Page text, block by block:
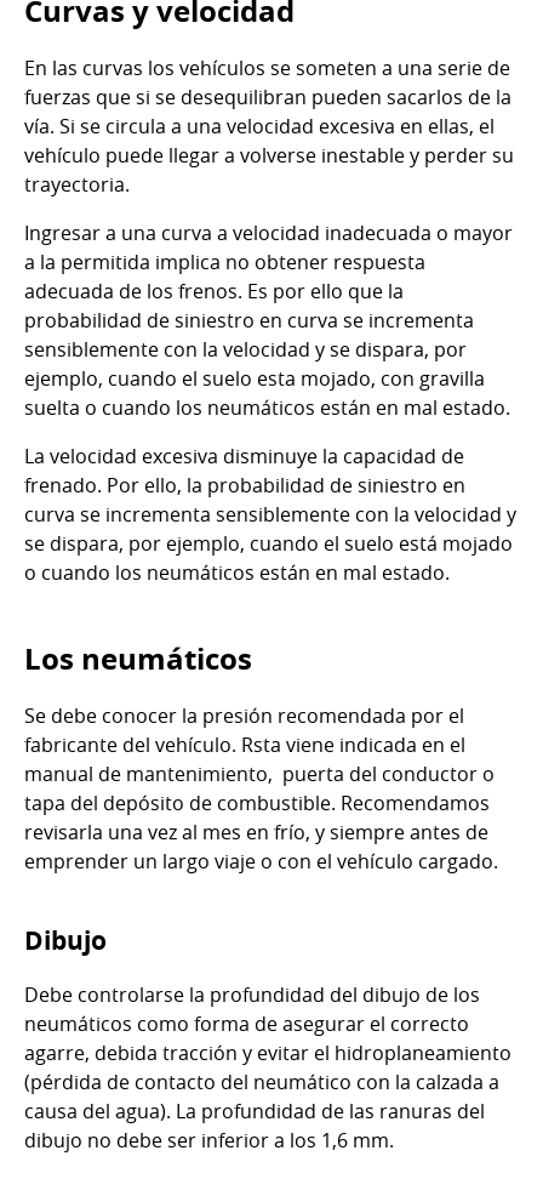
Curvas y velocidad
En las curvas los vehículos se someten a una serie de
fuerzas que si se desequilibran pueden sacarlos de la
vía. Si se circula a una velocidad excesiva en ellas, el
vehículo puede llegar a volverse inestable y perder su
trayectoria.
Ingresar a una curva a velocidad inadecuada o mayor
a la permitida implica no obtener respuesta
adecuada de los frenos. Es por ello que la
probabilidad de siniestro en curva se incrementa
sensiblemente con la velocidad y se dispara, por
ejemplo, cuando el suelo esta mojado, con gravilla
suelta o cuando los neumáticos están en mal estado.
La velocidad excesiva disminuye la capacidad de
frenado. Por ello, la probabilidad de siniestro en
curva se incrementa sensiblemente con la velocidad y
se dispara, por ejemplo, cuando el suelo está mojado
o cuando los neumáticos están en mal estado.
Los neumáticos
Se debe conocer la presión recomendada por el
fabricante del vehículo. Rsta viene indicada en el
manual de mantenimiento, puerta del conductor o
tapa del depósito de combustible. Recomendamos
revisarla una vez al mes en frío, y siempre antes de
emprender un largo viaje o con el vehículo cargado.
Dibujo
Debe controlarse la profundidad del dibujo de los
neumáticos como forma de asegurar el correcto
agarre, debida tracción y evitar el hidroplaneamiento
(pérdida de contacto del neumático con la calzada a
causa del agua). La profundidad de las ranuras del
dibujo no debe ser inferior a los 1,6 mm.